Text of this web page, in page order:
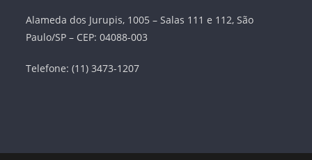
Alameda dos Jurupis, 1005 – Salas 111 e 112, São
Paulo/SP – CEP: 04088-003
Telefone: (11) 3473-1207